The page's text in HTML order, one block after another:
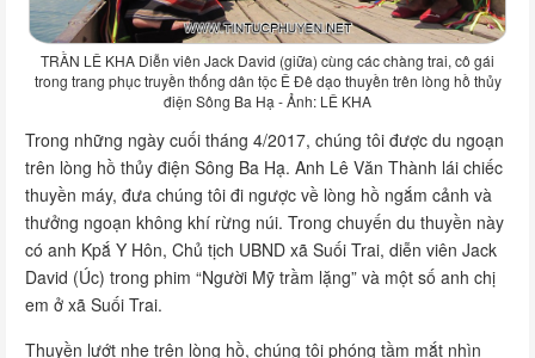
TRẦN LÊ KHA Diễn viên Jack David (giữa) cùng các chàng trai, cô gái
trong trang phục truyền thống dân tộc Ê Đê dạo thuyền trên lòng hồ thủy
điện Sông Ba Hạ - Ảnh: LÊ KHA
Trong những ngày cuối tháng 4/2017, chúng tôi được du ngoạn
trên lòng hồ thủy điện Sông Ba Hạ. Anh Lê Văn Thành lái chiếc
thuyền máy, đưa chúng tôi đi ngược về lòng hồ ngắm cảnh và
thưởng ngoạn không khí rừng núi. Trong chuyến du thuyền này
có anh Kpắ Y Hôn, Chủ tịch UBND xã Suối Trai, diễn viên Jack
David (Úc) trong phim “Người Mỹ trầm lặng” và một số anh chị
em ở xã Suối Trai.
Thuyền lướt nhẹ trên lòng hồ, chúng tôi phóng tầm mắt nhìn